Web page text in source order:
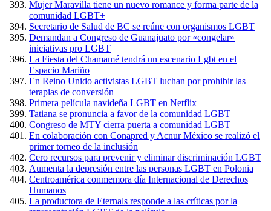
Mujer Maravilla tiene un nuevo romance y forma parte de la
comunidad LGBT+
Secretario de Salud de BC se reúne con organismos LGBT
Demandan a Congreso de Guanajuato por «congelar»
iniciativas pro LGBT
La Fiesta del Chamamé tendrá un escenario Lgbt en el
Espacio Mariño
En Reino Unido activistas LGBT luchan por prohibir las
terapias de conversión
Primera película navideña LGBT en Netflix
Tatiana se pronuncia a favor de la comunidad LGBT
Congreso de MTY cierra puerta a comunidad LGBT
En colaboración con Conapred y Acnur México se realizó el
primer torneo de la inclusión
Cero recursos para prevenir y eliminar discriminación LGBT
Aumenta la depresión entre las personas LGBT en Polonia
Centroamérica conmemora día Internacional de Derechos
Humanos
La productora de Eternals responde a las críticas por la